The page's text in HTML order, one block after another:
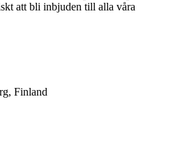
att bli inbjuden till alla våra
Finland